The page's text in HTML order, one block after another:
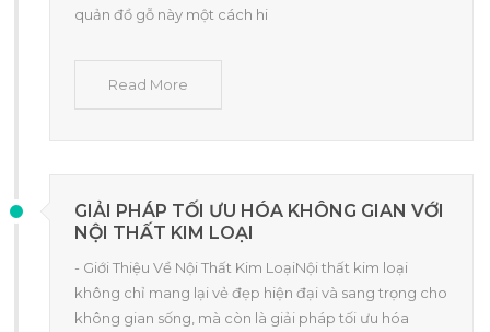
quản đồ gỗ này một cách hi
Read More
GIẢI PHÁP TỐI ƯU HÓA KHÔNG GIAN VỚI
NỘI THẤT KIM LOẠI
- Giới Thiệu Về Nội Thất Kim LoạiNội thất kim loại
không chỉ mang lại vẻ đẹp hiện đại và sang trọng cho
không gian sống, mà còn là giải pháp tối ưu hóa